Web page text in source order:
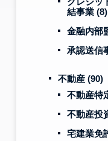
結事業 (8)
金融内部
承認送信
不動産 (90)
不動産特
不動産投
宅建業免